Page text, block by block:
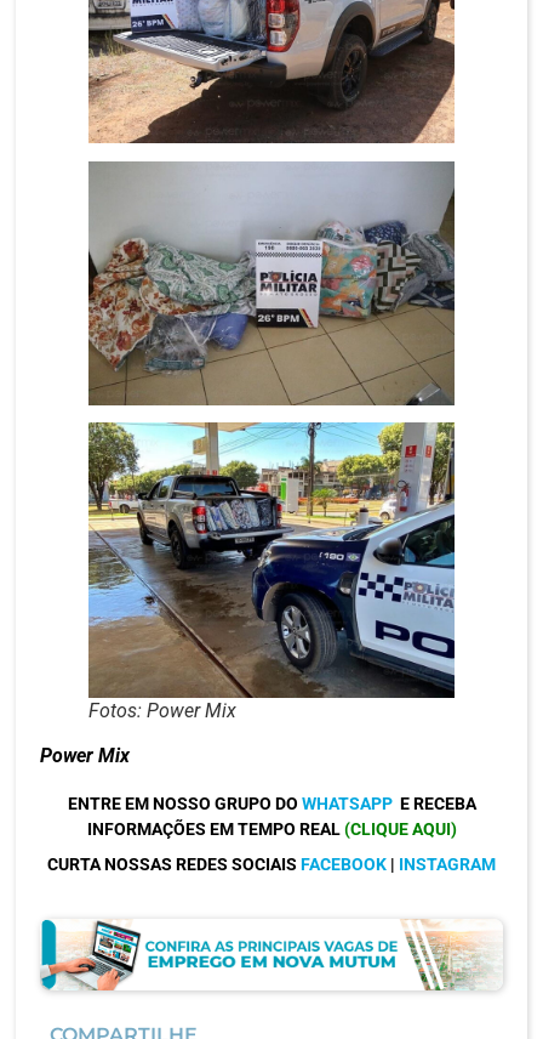
Fotos: Power Mix
Power Mix
ENTRE EM NOSSO GRUPO DO WHATSAPP E RECEBA
INFORMAÇÕES EM TEMPO REAL(CLIQUE AQUI)
CURTA NOSSAS REDES SOCIAIS FACEBOOK | INSTAGRAM